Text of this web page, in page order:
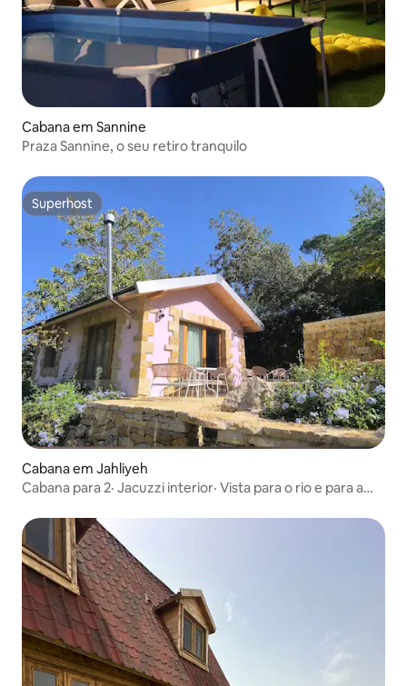
Cabana em Sannine
Praza Sannine, o seu retiro tranquilo
Superhost
Superhost
Cabana em Jahliyeh
Cabana para 2· Jacuzzi interior· Vista para o rio e para a